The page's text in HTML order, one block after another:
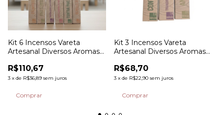
Kit 6 Incensos Vareta
Artesanal Diversos Aromas
R$110,67
3 x de R$36,89 sem juros
Kit 3 Incensos Vareta
Artesanal Diversos Aromas
R$68,70
3 x de R$22,90 sem juros